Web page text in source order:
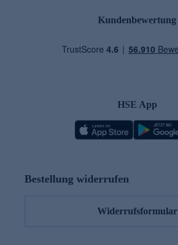
Kundenbewertung
HSE App
Bestellung widerrufen
Widerrufsformular